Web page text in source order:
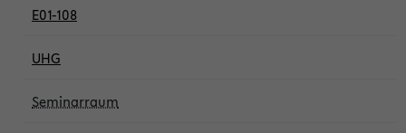
E01-108
UHG
Seminarraum